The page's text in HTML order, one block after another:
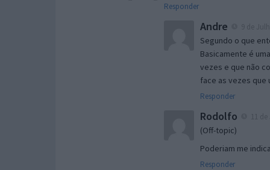
Responder
Andre
Segundo o que
Basicamente é
vezes e que não
face as vezes que
Responder
Rodolfo
(Off-topic)
Poderiam me
Responder